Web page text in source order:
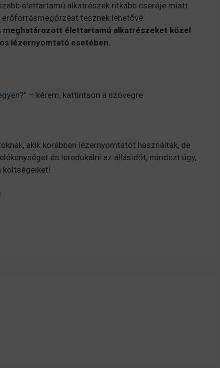
élettartamú alkatrészek ritkább cseréje miatt
tesznek lehetővé.
meghatározott élettartamú alkatrészeket közel
lézernyomtató esetében.
– kérem, kattintson a szövegre
akik korábban lézernyomtatót használtak, de
és leredukálni az állásidőt, mindezt úgy,
költségeiket!